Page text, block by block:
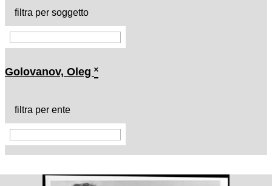
filtra per soggetto
Golovanov, Oleg ˟
filtra per ente